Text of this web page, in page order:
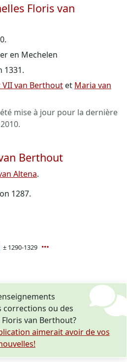
Floris van
.
en Mechelen
1331.
VII van Berthout et Maria van
mise à jour pour la dernière
.
Berthout
Altena.
1287.
± 1290-1329
corrections ou des
van Berthout?
aimerait avoir de vos